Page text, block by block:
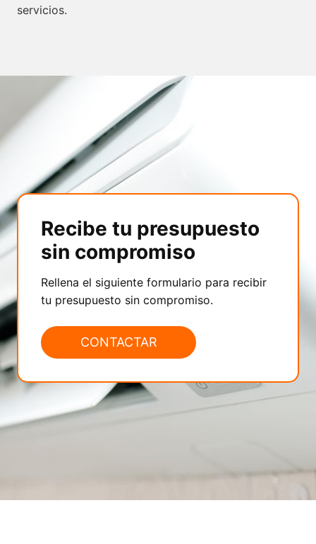
servicios.
Recibe tu presupuesto
sin compromiso
Rellena el siguiente formulario para recibir
tu presupuesto sin compromiso.
CONTACTAR